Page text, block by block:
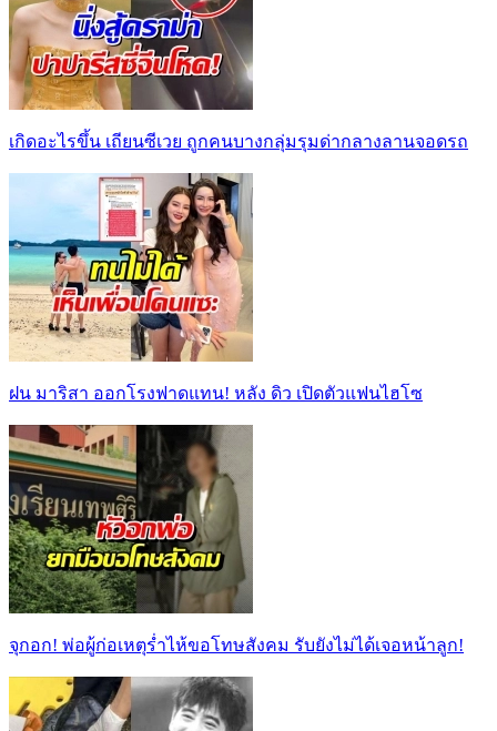
เกิดอะไรขึ้น เถียนซีเวย ถูกคนบางกลุ่มรุมด่ากลางลานจอดรถ
ฝน มาริสา ออกโรงฟาดแทน! หลัง ดิว เปิดตัวแฟนไฮโซ
จุกอก! พ่อผู้ก่อเหตุร่ำไห้ขอโทษสังคม รับยังไม่ได้เจอหน้าลูก!